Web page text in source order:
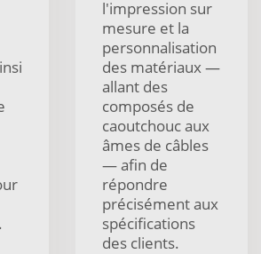
l'impression sur
mesure et la
personnalisation
des matériaux —
allant des
composés de
caoutchouc aux
âmes de câbles
— afin de
répondre
précisément aux
spécifications
des clients.